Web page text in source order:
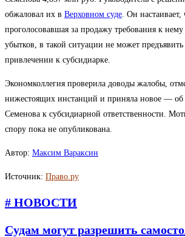
обжаловал их в Верховном суде . Он
проголосовавшая за продажу требования к
убытков, в такой ситуации не может
привлечении к субсидиарке.
Экономколлегия проверила доводы жалобы,
нижестоящих инстанций и приняла новое — об
Семенова к субсидиарной ответственности.
спору пока не опубликована.
Автор: Максим Вараксин
Источник: Право.ру
# НОВОСТИ
Судам могут разрешить